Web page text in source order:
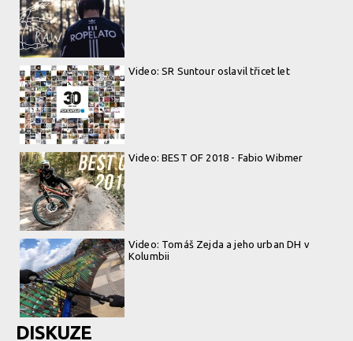
Video: SR Suntour oslavil třicet let
Video: BEST OF 2018 - Fabio Wibmer
Video: Tomáš Zejda a jeho urban DH v
Kolumbii
DISKUZE